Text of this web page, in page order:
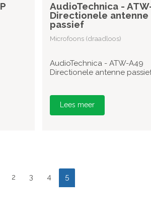
AudioTechnica -
Directionele antenne
passief
Microfoons (draadloos)
AudioTechnica - ATW-A49
Directionele antenne
Lees meer
2 3 4 5